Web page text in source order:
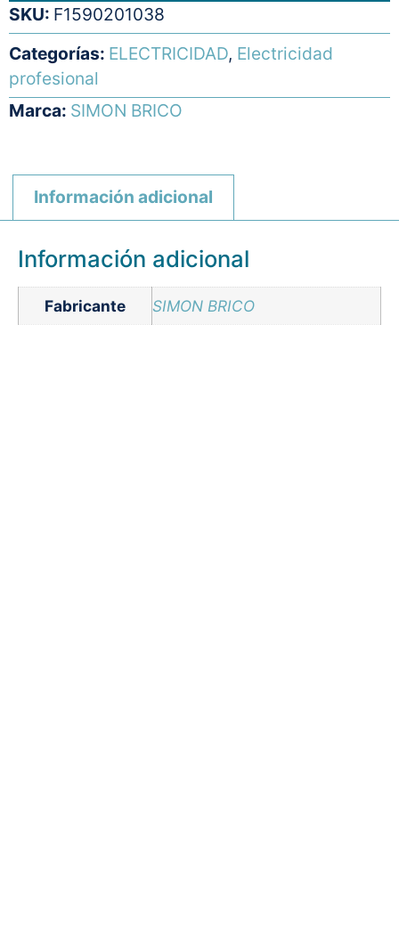
SKU: F1590201038
Categorías: ELECTRICIDAD, Electricidad
profesional
Marca: SIMON BRICO
Información adicional
Información adicional
Fabricante SIMON BRICO